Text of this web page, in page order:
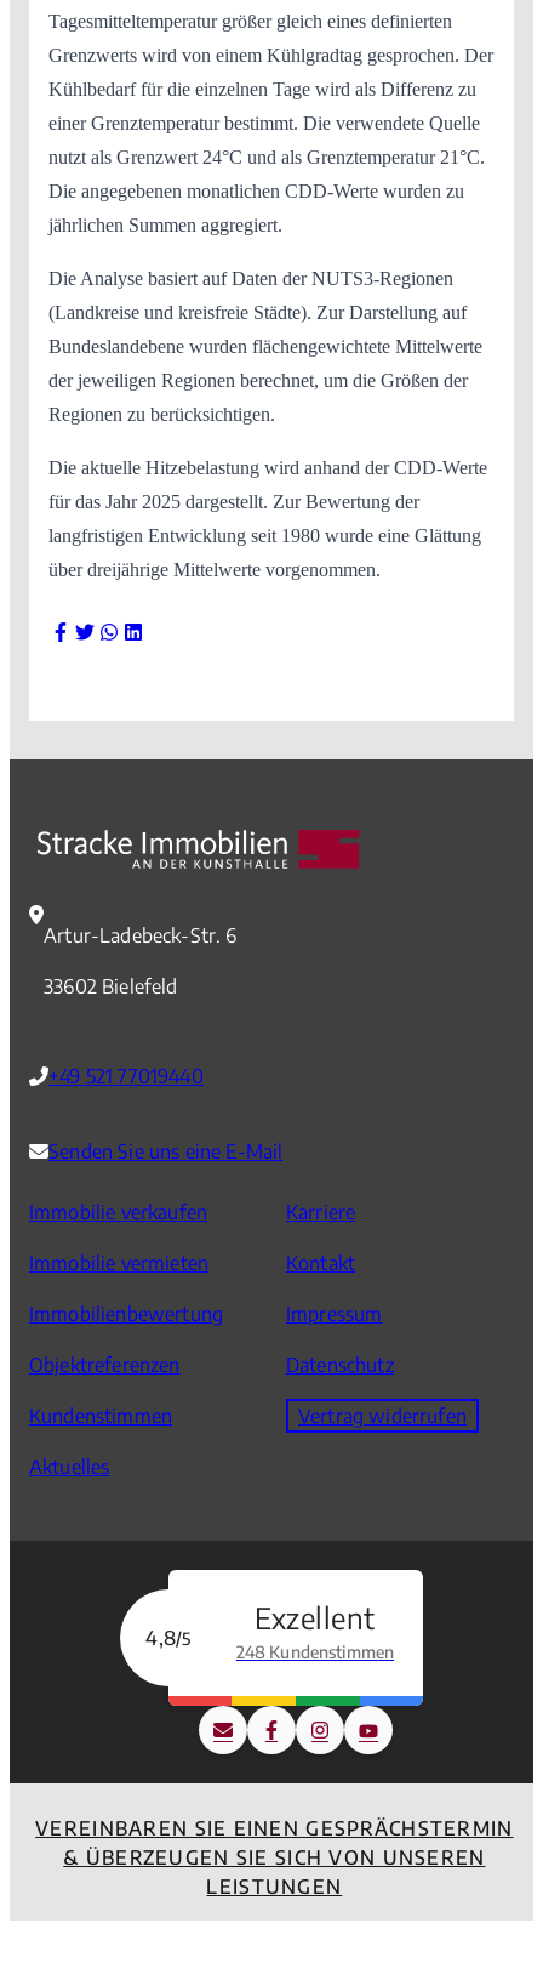
Tagesmitteltemperatur größer gleich eines definierten
Grenzwerts wird von einem Kühlgradtag gesprochen. Der
Kühlbedarf für die einzelnen Tage wird als Differenz zu
einer Grenztemperatur bestimmt. Die verwendete Quelle
nutzt als Grenzwert 24°C und als Grenztemperatur 21°C.
Die angegebenen monatlichen CDD-Werte wurden zu
jährlichen Summen aggregiert.
Die Analyse basiert auf Daten der NUTS3-Regionen
(Landkreise und kreisfreie Städte). Zur Darstellung auf
Bundeslandebene wurden flächengewichtete Mittelwerte
der jeweiligen Regionen berechnet, um die Größen der
Regionen zu berücksichtigen.
Die aktuelle Hitzebelastung wird anhand der CDD-Werte
für das Jahr 2025 dargestellt. Zur Bewertung der
langfristigen Entwicklung seit 1980 wurde eine Glättung
über dreijährige Mittelwerte vorgenommen.
Artur-Ladebeck-Str. 6
33602 Bielefeld
+49 521 77019440
Senden Sie uns eine E-Mail
Immobilie verkaufen
Immobilie vermieten
Immobilienbewertung
Objektreferenzen
Kundenstimmen
Aktuelles
Karriere
Kontakt
Impressum
Datenschutz
Vertrag widerrufen
4,8/5
Exzellent
248 Kundenstimmen
VEREINBAREN SIE EINEN GESPRÄCHSTERMIN
& ÜBERZEUGEN SIE SICH VON UNSEREN
LEISTUNGEN